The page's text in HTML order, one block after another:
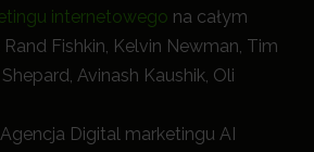
internetowego na całym
Rand Fishkin, Kelvin Newman, Tim
Avinash Kaushik, Oli
Digital marketingu AI